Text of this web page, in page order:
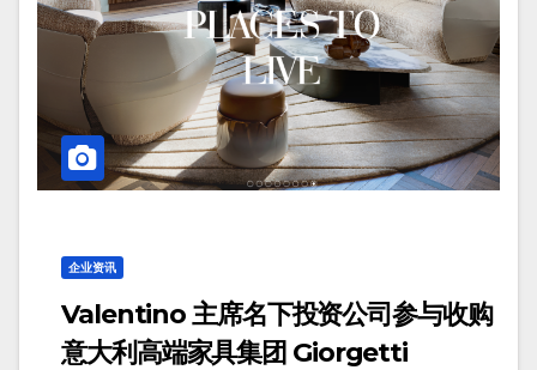
企业资讯
Valentino 主席名下投资公司参与收购
意大利高端家具集团 Giorgetti